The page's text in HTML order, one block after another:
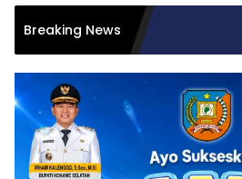
Breaking News